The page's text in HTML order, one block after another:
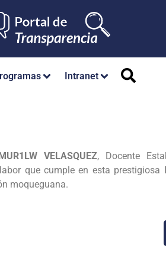
Intranet
VELASQUEZ, Docente
que cumple en esta prestigiosa
moqueguana.